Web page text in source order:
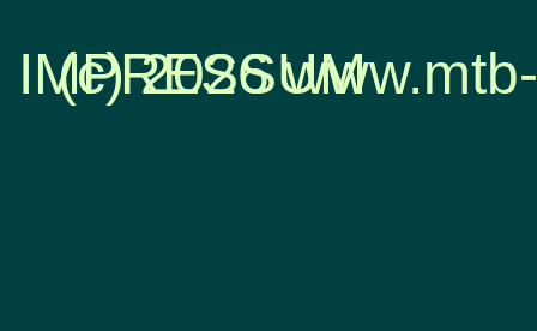
IMPRESSUM
(c) 2026